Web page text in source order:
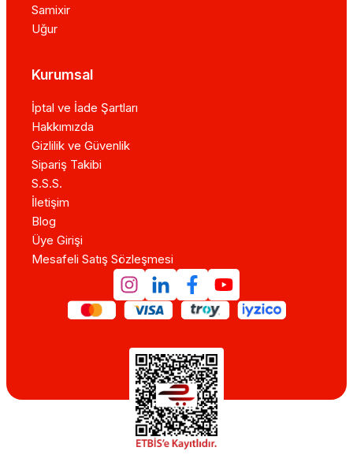
Samixir
Uğur
Kurumsal
İptal ve İade Şartları
Hakkımızda
Gizlilik ve Güvenlik
Sipariş Takibi
S.S.S.
İletişim
Blog
Üye Girişi
Mesafeli Satış Sözleşmesi